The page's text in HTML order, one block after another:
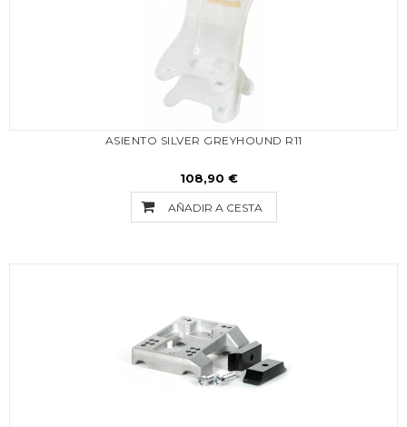
ASIENTO SILVER GREYHOUND R11
108,90 €
AÑADIR A CESTA